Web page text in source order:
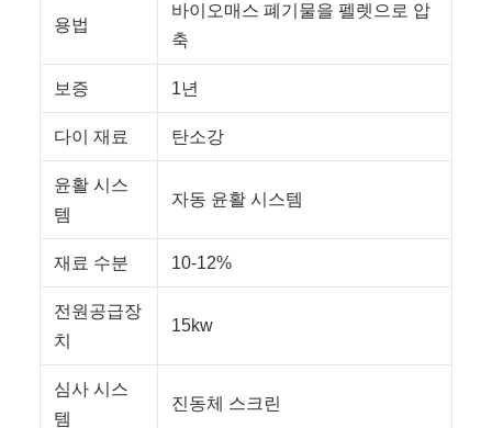
용법
바이오매스 폐기물을 펠렛으로 압
축
보증 1년
다이 재료 탄소강
윤활 시스
템
자동 윤활 시스템
재료 수분 10-12%
전원공급장
치
15kw
심사 시스
템
진동체 스크린